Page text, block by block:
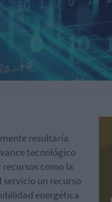
resultaría
tecnológico
como la
un recurso
energética